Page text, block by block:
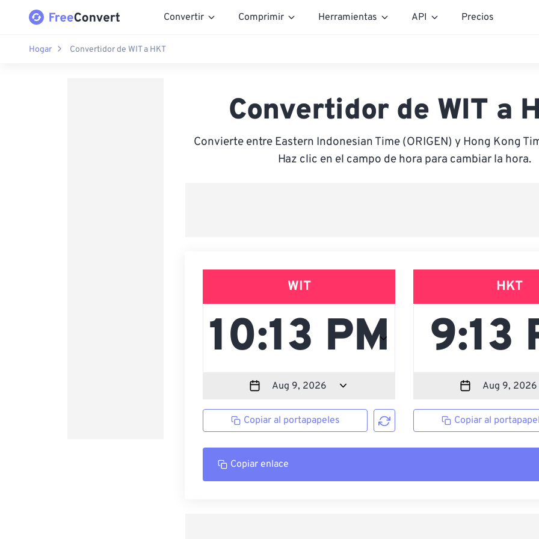
Convertir Comprimir Herramientas API Precios
Hogar Convertidor de WIT a HKT
Convertidor de WIT a
Convierte entre Eastern Indonesian Time (ORIGEN) y Hong Kong
Haz clic en el campo de hora para cambiar la hora.
WIT
Copiar al portapapeles
HKT
Copiar al
Copiar enlace